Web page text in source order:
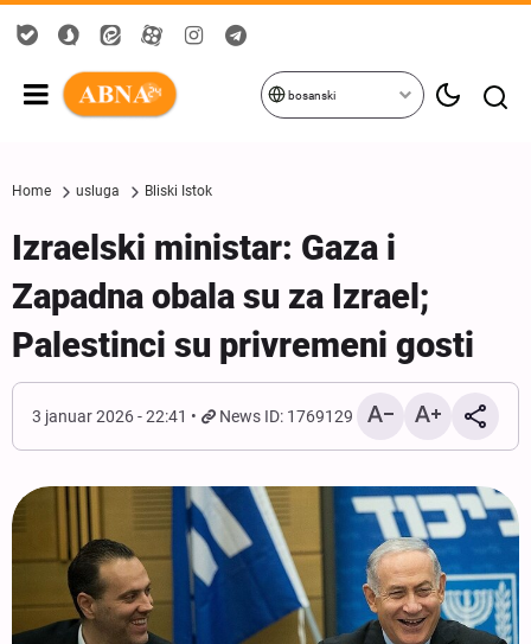
bosanski
Home usluga Bliski Istok
Izraelski ministar: Gaza i
Zapadna obala su za Izrael;
Palestinci su privremeni gosti
3 januar 2026 - 22:41 News ID: 1769129